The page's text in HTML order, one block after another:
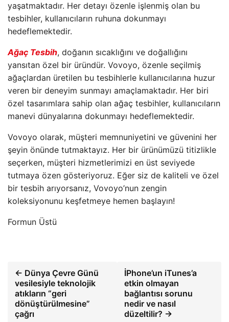
yaşatmaktadır. Her detayı özenle işlenmiş olan bu
tesbihler, kullanıcıların ruhuna dokunmayı
hedeflemektedir.
Ağaç Tesbih, doğanın sıcaklığını ve doğallığını
yansıtan özel bir üründür. Vovoyo, özenle seçilmiş
ağaçlardan üretilen bu tesbihlerle kullanıcılarına huzur
veren bir deneyim sunmayı amaçlamaktadır. Her biri
özel tasarımlara sahip olan ağaç tesbihler, kullanıcıların
manevi dünyalarına dokunmayı hedeflemektedir.
Vovoyo olarak, müşteri memnuniyetini ve güvenini her
şeyin önünde tutmaktayız. Her bir ürünümüzü titizlikle
seçerken, müşteri hizmetlerimizi en üst seviyede
tutmaya özen gösteriyoruz. Eğer siz de kaliteli ve özel
bir tesbih arıyorsanız, Vovoyo’nun zengin
koleksiyonunu keşfetmeye hemen başlayın!
Formun Üstü
← Dünya Çevre Günü
vesilesiyle teknolojik
atıkların “geri
dönüştürülmesine”
çağrı
İPhone’un iTunes’a
etkin olmayan
bağlantısı sorunu
nedir ve nasıl
düzeltilir? →